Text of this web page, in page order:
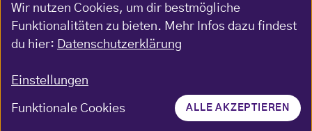
Barrierefreiheitserklärung
Impressum
Gewinnspiel-Bedingungen
© FK Austria Wien
Wir nutzen Cookies, um dir bestmögliche
Funktionalitäten zu bieten. Mehr Infos dazu findest
du hier: Datenschutzerklärung
Einstellungen
Funktionale Cookies ALLE AKZEPTIEREN